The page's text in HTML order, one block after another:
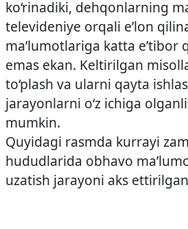
ko‘rinadiki, dehqonlarning
televideniye orqali e’lon
ma’lumotlariga katta e’tibor
emas ekan. Keltirilgan
to‘plash va ularni qayta
jarayonlarni o‘z ichiga
mumkin.
Quyidagi rasmda kurrayi
hududlarida ob­havo
uzatish jarayoni aks